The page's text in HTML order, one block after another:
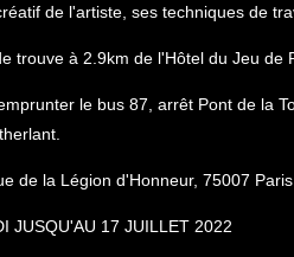
de l'artiste, ses techniques de
trouve à 2.9km de l'Hôtel du Jeu
le bus 87, arrêt Pont de la
de la Légion d'Honneur, 75007
JUSQU'AU 17 JUILLET 2022